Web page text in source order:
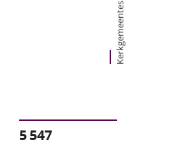
Kerkgemeentes
5 547